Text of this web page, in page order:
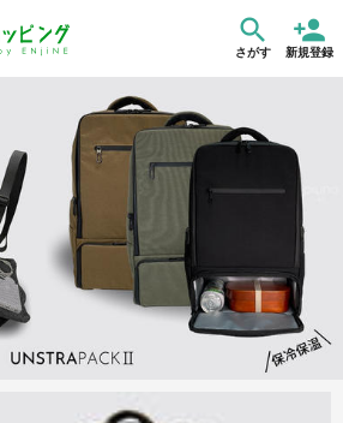
さがす 新規登録